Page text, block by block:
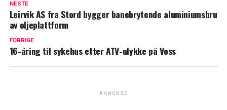
NESTE
Leirvik AS fra Stord bygger banebrytende aluminiumsbru
av oljeplattform
FORRIGE
16-åring til sykehus etter ATV-ulykke på Voss
ANNONSE